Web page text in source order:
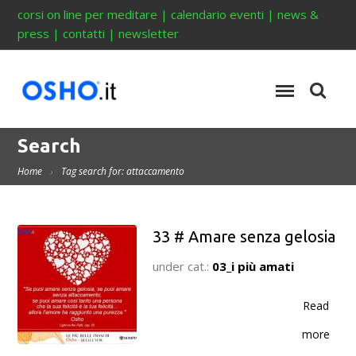
corsi on line per meditare |calendario eventi |news &
press |contatti |newsletter
Search
Home Tag search for: attaccamento
33 # Amare senza gelosia
under cat.: 03_i più amati
Read
more